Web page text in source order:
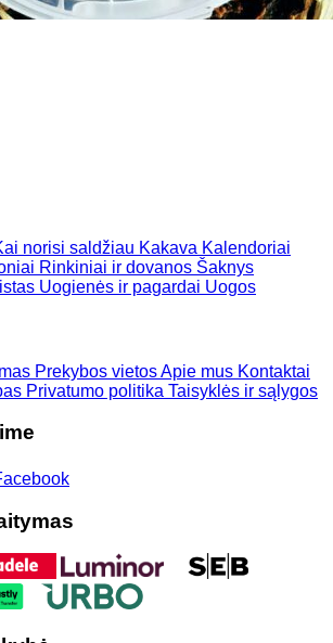
norisi saldžiau Kakava Kalendoriai
Rinkiniai ir dovanos Šaknys
Uogienės ir pagardai Uogos
Prekybos vietosApie mus Kontaktai
Privatumo politika Taisyklės ir sąlygos